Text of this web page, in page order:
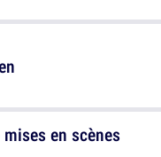
en scènes